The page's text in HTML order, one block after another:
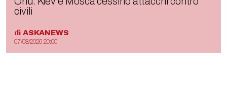
civili
di ASKANEWS
07/08/2026 20:00